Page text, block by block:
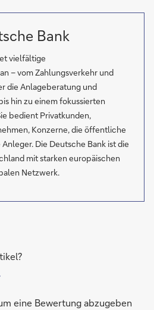
Bank
vielfältige
– vom Zahlungsverkehr und
die Anlageberatung und
hin zu einem fokussierten
bedient Privatkunden,
Konzerne, die öffentliche
Die Deutsche Bank ist die
mit starken europäischen
Netzwerk.
eine Bewertung abzugeben